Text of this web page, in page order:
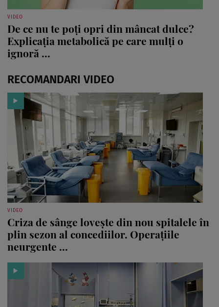
VIDEO
De ce nu te poți opri din mâncat dulce?
Explicația metabolică pe care mulți o
ignoră ...
RECOMANDARI VIDEO
VIDEO
Criza de sânge lovește din nou spitalele în
plin sezon al concediilor. Operațiile
neurgente ...